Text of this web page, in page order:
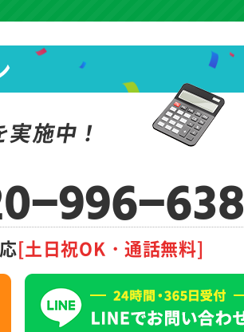
実施中！
996-638
[土日祝OK・通話無料]